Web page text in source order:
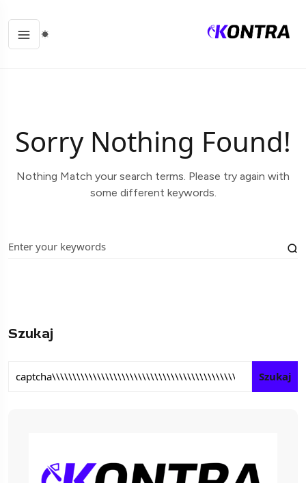
Sorry Nothing Found!
Nothing Match your search terms. Please try again with
some different keywords.
Szukaj
Szukaj